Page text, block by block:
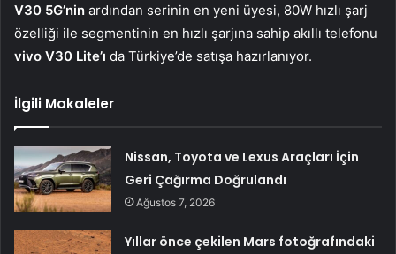
V30 5G’nin ardından serinin en yeni üyesi, 80W hızlı şarj
özelliği ile segmentinin en hızlı şarjına sahip akıllı telefonu
vivo V30 Lite’ı da Türkiye’de satışa hazırlanıyor.
İlgili Makaleler
Nissan, Toyota ve Lexus Araçları İçin
Geri Çağırma Doğrulandı
Ağustos 7, 2026
Yıllar önce çekilen Mars fotoğrafındaki